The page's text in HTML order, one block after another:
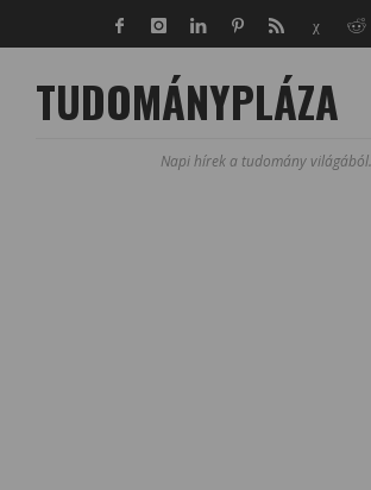
TUDOMÁNYPLÁZA
Napi hírek a tudomány világából.